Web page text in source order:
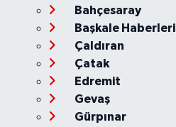
Bahçesaray
Başkale Haberleri
Çaldıran
Çatak
Edremit
Gevaş
Gürpınar